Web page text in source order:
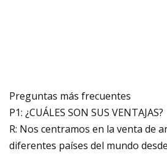
Preguntas más frecuentes
P1: ¿CUÁLES SON SUS VENTAJAS?
R: Nos centramos en la venta de
diferentes países del mundo